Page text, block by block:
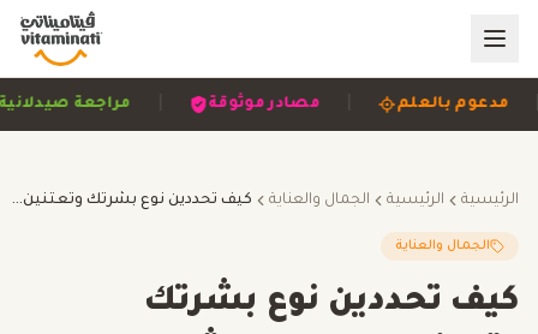
مراجعة | مصادر موثوقة | مدعوم بالعلم |
الرئيسية الرئيسية الجمال والعناية كيف تحددين نوع بشرتك وتعتنين بها: دليل شامل للعناية بالبشرة
الجمال والعناية
كيف تحددين نوع بشرتك